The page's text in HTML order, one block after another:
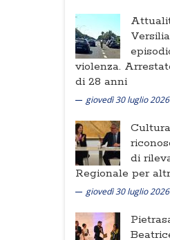
violenza.
di 28 anni
giovedì 30 luglio 2026
di
Regionale per
giovedì 30 luglio 2026